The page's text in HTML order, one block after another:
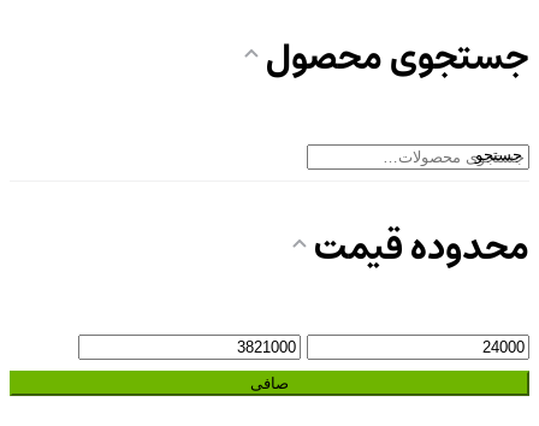
جستجوی محصول
جستجو
جستجو
محدوده قیمت
حداقل
قیمت
حداكثر
قيمت
صافی